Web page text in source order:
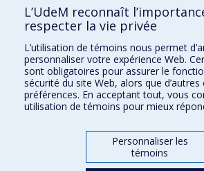
Qui fait quoi?
Nous trouver
Plan du site
Accessibilité
L’UdeM reconnaît
respecter la vie privée
L’utilisation de témoins nous permet
personnaliser votre expérience Web.
sont obligatoires pour assurer le
sécurité du site Web, alors que
préférences. En acceptant tout, vous
utilisation de témoins pour mieux
Personnaliser les
témoins